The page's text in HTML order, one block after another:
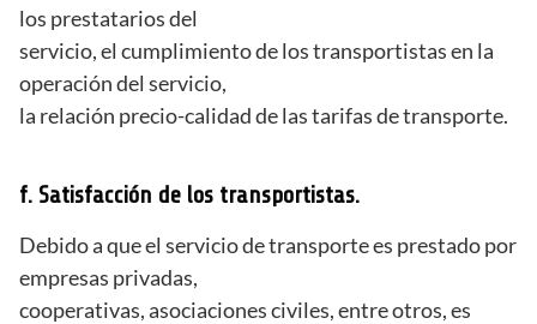
los prestatarios del
servicio, el cumplimiento de los transportistas en la
operación del servicio,
la relación precio-calidad de las tarifas de transporte.
f. Satisfacción de los transportistas.
Debido a que el servicio de transporte es prestado por
empresas privadas,
cooperativas, asociaciones civiles, entre otros, es